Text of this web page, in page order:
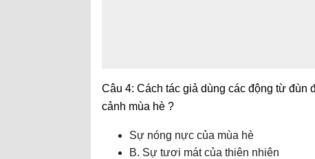
Câu 4: Cách tác giả dùng các động từ đùn
cảnh mùa hè ?
Sự nóng nực của mùa hè
B. Sự tươi mát của thiên nhiên